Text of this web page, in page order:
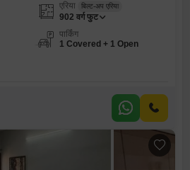
एरिया बिल्ट-अप एरिया
902 वर्ग फुट
पार्किंग
1 Covered + 1 Open